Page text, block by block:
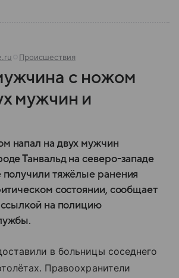
Происшествия
с ножом
мужчин и
напал на двух мужчин
Танвальд на северо-западе
получили тяжёлые ранения
состоянии, сообщает
на полицию
в больницы соседнего
Правоохранители